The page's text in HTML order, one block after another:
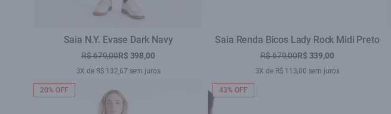
Saia N.Y. Evase Dark Navy
R$ 679,00R$ 398,00
3X de R$ 132,67 sem juros
Saia Renda Bicos Lady Rock Midi Preto
R$ 679,00R$ 339,00
3X de R$ 113,00 sem juros
20% OFF 43% OFF